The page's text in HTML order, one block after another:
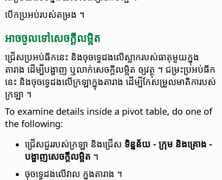
បើក​ប្រអប់​របស់​តម្រង ។
អាច​ចូល​ទៅ​​សេចក្តី​លម្អិត
ជ្រើស​ប្រអប់​ធីក​នេះ និង​ចុច​ទ្វេ​ដង​លើ​ស្លាក​របស់​ធាតុ​មួយ​ក្នុង​
តារាង ដើម្បី​បង្ហាញ ឬ​លាក់​សេចក្តី​លម្អិត​ ឲ្យ​​វត្ថុ​ ។ ជម្រះ​ប្រអប់​ធីក​
នេះ និង​ចុច​ទ្វេ​ដង​លើ​ក្រឡា​ក្នុង​តារាង ដើម្បី​កែសម្រួល​មាតិកា​របស់​
ក្រឡា ។
To examine details inside a pivot table, do one of
the following:
ជ្រើស​ជួរ​របស់​ក្រឡា និង​ជ្រើស ទិន្នន័យ - ក្រុម និង​គ្រោង -
បង្ហាញ​សេចក្ដី​លម្អិត ។
ចុច​ទ្វេដង​លើ​វាល ក្នុង​តារាង ។